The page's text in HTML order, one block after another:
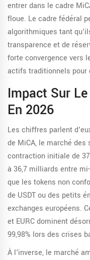
entrer dans le cadre
floue. Le cadre fédéral
algorithmiques tant
transparence et de
forte convergence vers
actifs traditionnels pour
Impact Sur
En 2026
Les chiffres parlent
de MiCA, le marché des
contraction initiale de
à 36,7 milliards entre
que les tokens non
de USDT ou des petits
exchanges européens.
et EURC dominent
99,98% lors des crises
À l'inverse, le marché